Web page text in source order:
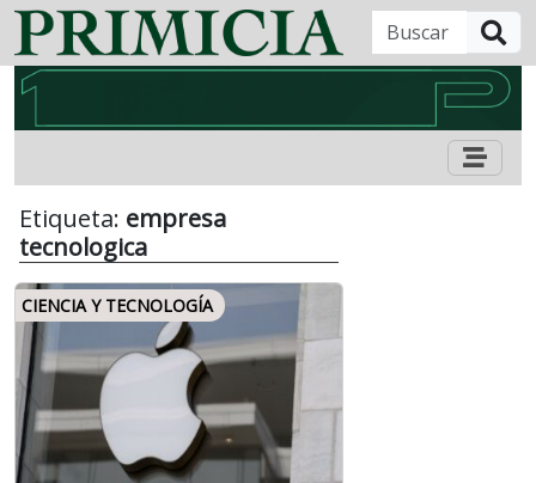
Etiqueta: empresa
tecnologica
CIENCIA Y TECNOLOGÍA